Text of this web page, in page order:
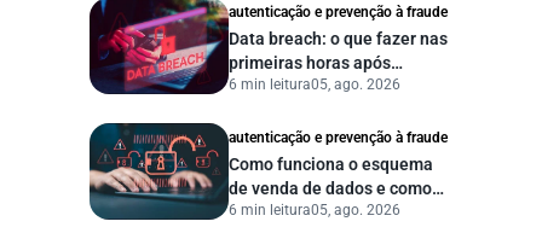
autenticação e prevenção à fraude
Data breach: o que fazer nas
primeiras horas após
vazamento de dados?
6 min leitura05, ago. 2026
autenticação e prevenção à fraude
Como funciona o esquema
de venda de dados e como
proteger sua empresa?
6 min leitura05, ago. 2026